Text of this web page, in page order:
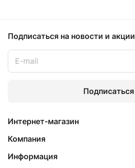
Подписаться на новости и акции
Подписаться
Интернет-магазин
Компания
Информация